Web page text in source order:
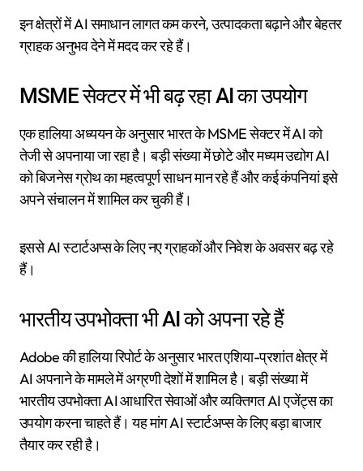
इन क्षेत्रों में AI समाधान लागत कम करने, उत्पादकता बढ़ाने और बेहतर
ग्राहक अनुभव देने में मदद कर रहे हैं।
MSME सेक्टर में भी बढ़ रहा AI का उपयोग
एक हालिया अध्ययन के अनुसार भारत के MSME सेक्टर में AI को
तेजी से अपनाया जा रहा है। बड़ी संख्या में छोटे और मध्यम उद्योग AI
को बिजनेस ग्रोथ का महत्वपूर्ण साधन मान रहे हैं और कई कंपनियां इसे
अपने संचालन में शामिल कर चुकी हैं।
इससे AI स्टार्टअप्स के लिए नए ग्राहकों और निवेश के अवसर बढ़ रहे
हैं।
भारतीय उपभोक्ता भी AI को अपना रहे हैं
Adobe की हालिया रिपोर्ट के अनुसार भारत एशिया-प्रशांत क्षेत्र में
AI अपनाने के मामले में अग्रणी देशों में शामिल है। बड़ी संख्या में
भारतीय उपभोक्ता AI आधारित सेवाओं और व्यक्तिगत AI एजेंट्स का
उपयोग करना चाहते हैं। यह मांग AI स्टार्टअप्स के लिए बड़ा बाजार
तैयार कर रही है।